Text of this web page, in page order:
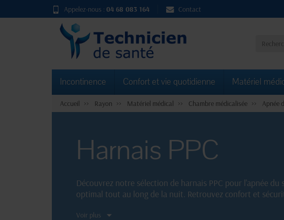
Appelez-nous : 04 68 083 164 Contact
Incontinence Confort et vie quotidienne Matériel
Accueil Rayon Matériel médical Chambre médicalisée Apnée
Harnais PPC
Découvrez notre sélection de harnais PPC pour l'apnée
optimal tout au long de la nuit. Retrouvez confort et
Voir plus